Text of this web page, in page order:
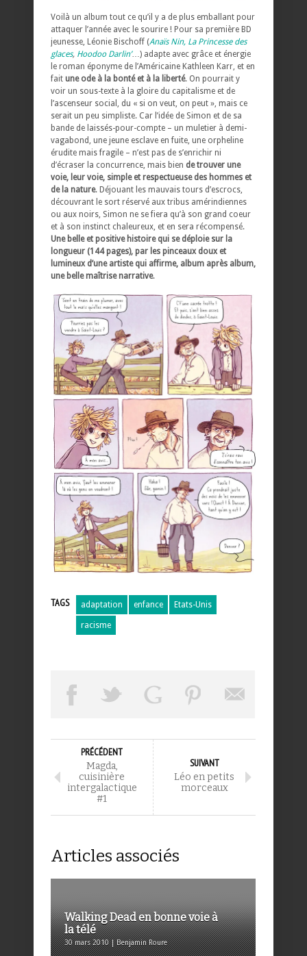
Voilà un album tout ce qu’il y a de plus emballant pour
attaquer l’année avec le sourire ! Pour sa première BD
jeunesse, Léonie Bischoff (Anaïs Nin, La Princesse des
glaces, Hoodoo Darlin’…) adapte avec grâce et énergie
le roman éponyme de l’Américaine Kathleen Karr, et en
fait une ode à la bonté et à la liberté. On pourrait y
voir un sous-texte à la gloire du capitalisme et de
l’ascenseur social, du « si on veut, on peut », mais ce
serait un peu simpliste. Car l’idée de Simon et de sa
bande de laissés-pour-compte – un muletier à demi-
vagabond, une jeune esclave en fuite, une orpheline
érudite mais fragile – n’est pas de s’enrichir ni
d’écraser la concurrence, mais bien de trouver une
voie, leur voie, simple et respectueuse des hommes et
de la nature. Déjouant les mauvais tours d’escrocs,
découvrant le sort réservé aux tribus amérindiennes
ou aux noirs, Simon ne se fiera qu’à son grand coeur
et à son instinct chaleureux, et en sera récompensé.
Une belle et positive histoire qui se déploie sur la
longueur (144 pages), par les pinceaux doux et
lumineux d’une artiste qui affirme, album après album,
une belle maîtrise narrative.
TAGS adaptation enfance Etats-Unis
racisme
PRÉCÉDENT
Magda,
cuisinière
intergalactique
#1
SUIVANT
Léo en petits
morceaux
Articles associés
Walking Dead en bonne voie à
la télé
30 mars 2010 | Benjamin Roure